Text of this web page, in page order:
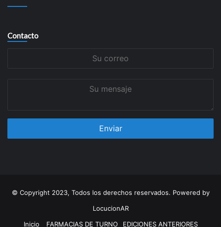
Contacto
© Copyright 2023, Todos los derechos reservados. Powered by
LocucionAR
Inicio
FARMACIAS DE TURNO EDICIONES ANTERIORES